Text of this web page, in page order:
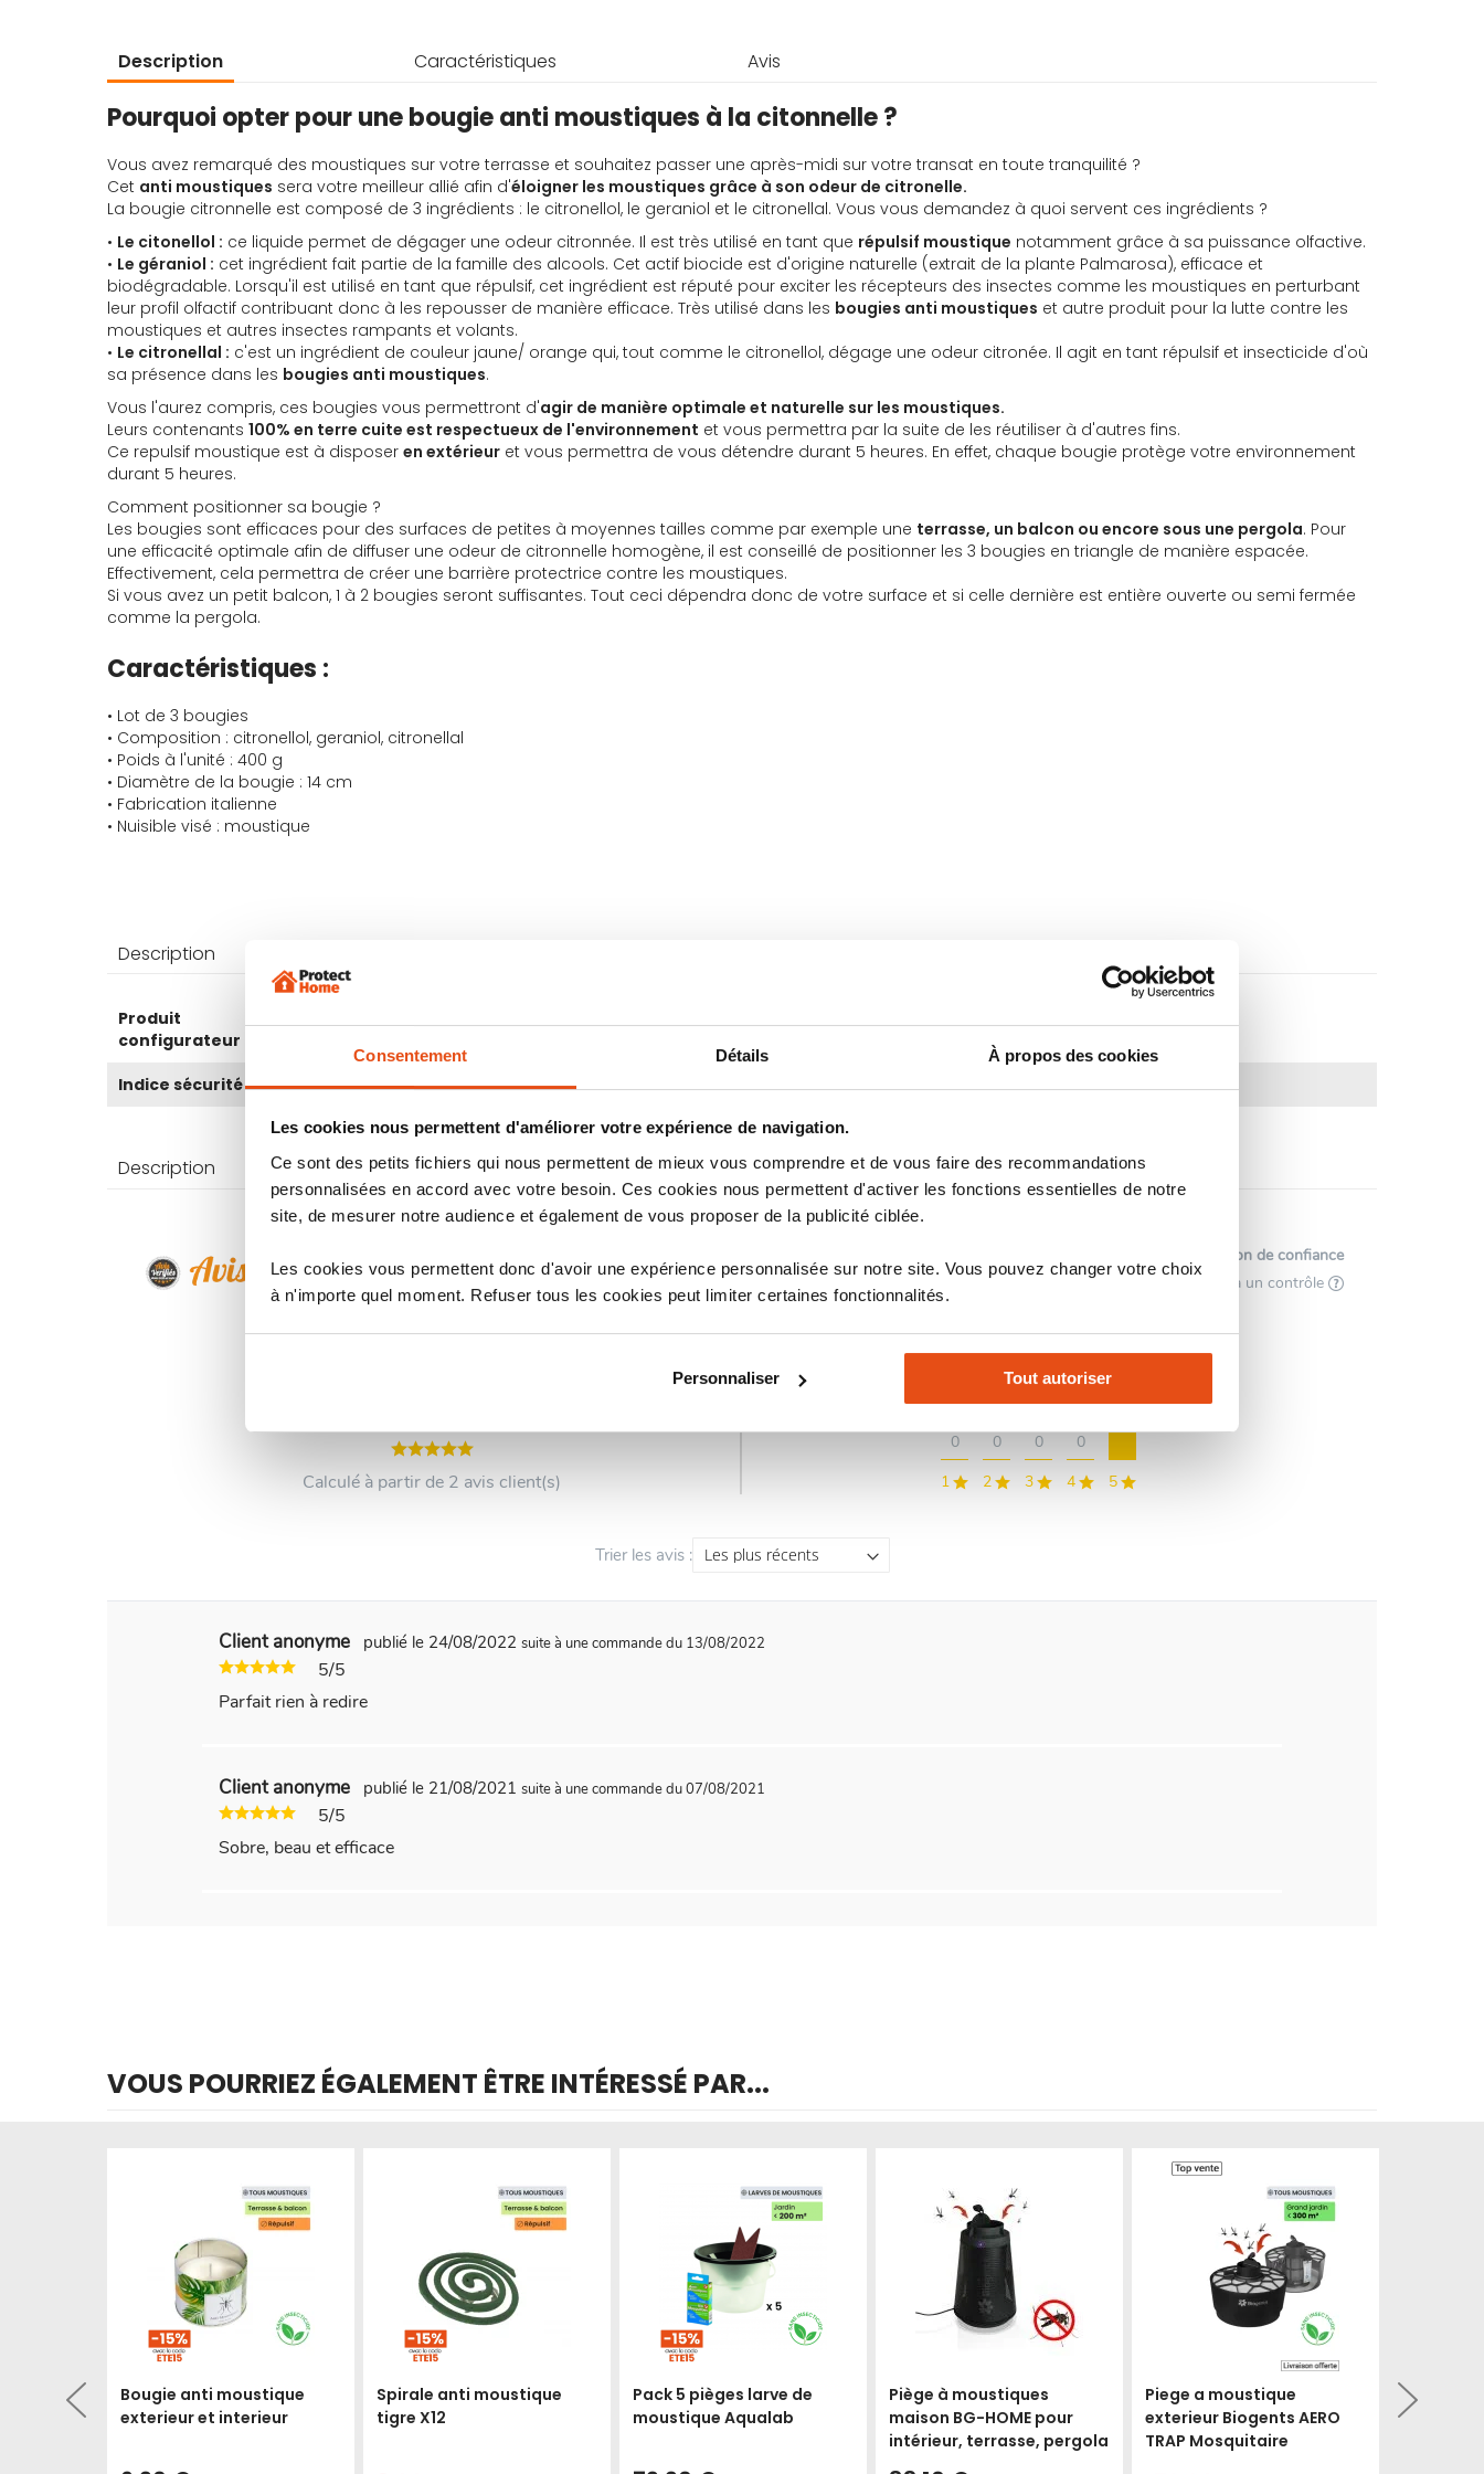
Consentement Détails À propos des cookies
Les cookies nous permettent d'améliorer votre expérience de navigation.
Ce sont des petits fichiers qui nous permettent de mieux vous comprendre et de vous faire des recommandations
personnalisées en accord avec votre besoin. Ces cookies nous permettent d'activer les fonctions essentielles de notre
site, de mesurer notre audience et également de vous proposer de la publicité ciblée.
Les cookies vous permettent donc d'avoir une expérience personnalisée sur notre site. Vous pouvez changer votre choix
à n'importe quel moment. Refuser tous les cookies peut limiter certaines fonctionnalités.
Personnaliser Tout autoriser
Description Caractéristiques Avis
Pourquoi opter pour une bougie anti moustiques à la citonnelle ?
Vous avez remarqué des moustiques sur votre terrasse et souhaitez passer une après-midi sur votre transat en toute tranquilité ?
Cet anti moustiques sera votre meilleur allié afin d'éloigner les moustiques grâce à son odeur de citronelle.
La bougie citronnelle est composé de 3 ingrédients : le citronellol, le geraniol et le citronellal. Vous vous demandez à quoi servent ces ingrédients ?
• Le citonellol : ce liquide permet de dégager une odeur citronnée. Il est très utilisé en tant que répulsif moustique notamment grâce à sa puissance olfactive.
• Le géraniol : cet ingrédient fait partie de la famille des alcools. Cet actif biocide est d'origine naturelle (extrait de la plante Palmarosa), efficace et
biodégradable. Lorsqu'il est utilisé en tant que répulsif, cet ingrédient est réputé pour exciter les récepteurs des insectes comme les moustiques en perturbant
leur profil olfactif contribuant donc à les repousser de manière efficace. Très utilisé dans les bougies anti moustiques et autre produit pour la lutte contre les
moustiques et autres insectes rampants et volants.
• Le citronellal : c'est un ingrédient de couleur jaune/ orange qui, tout comme le citronellol, dégage une odeur citronée. Il agit en tant répulsif et insecticide d'où
sa présence dans les bougies anti moustiques.
Vous l'aurez compris, ces bougies vous permettront d'agir de manière optimale et naturelle sur les moustiques.
Leurs contenants 100% en terre cuite est respectueux de l'environnement et vous permettra par la suite de les réutiliser à d'autres fins.
Ce repulsif moustique est à disposer en extérieur et vous permettra de vous détendre durant 5 heures. En effet, chaque bougie protège votre environnement
durant 5 heures.
Comment positionner sa bougie ?
Les bougies sont efficaces pour des surfaces de petites à moyennes tailles comme par exemple une terrasse, un balcon ou encore sous une pergola. Pour
une efficacité optimale afin de diffuser une odeur de citronnelle homogène, il est conseillé de positionner les 3 bougies en triangle de manière espacée.
Effectivement, cela permettra de créer une barrière protectrice contre les moustiques.
Si vous avez un petit balcon, 1 à 2 bougies seront suffisantes. Tout ceci dépendra donc de votre surface et si celle dernière est entière ouverte ou semi fermée
comme la pergola.
Caractéristiques :
• Lot de 3 bougies
• Composition : citronellol, geraniol, citronellal
• Poids à l'unité : 400 g
• Diamètre de la bougie : 14 cm
• Fabrication italienne
• Nuisible visé : moustique
Description
d’information
Produit
configurateur
Indice sécurité 4
Description Caractéristiques Avis
Afficher l'attestation de confiance
Avis soumis à un contrôle
Calculé à partir de 2 avis client(s) 1
0
2
0
3
0
4
0
5
2
Trier les avis :
Client anonyme publié le 24/08/2022suite à une commande du 13/08/2022
5/5
Parfait rien à redire
Client anonyme publié le 21/08/2021suite à une commande du 07/08/2021
5/5
Sobre, beau et efficace
VOUS POURRIEZ ÉGALEMENT ÊTRE INTÉRESSÉ PAR...
Bougie anti moustique
exterieur et interieur
Spirale anti moustique
tigre X12
Pack 5 pièges larve de
moustique Aqualab
Piège à moustiques
maison BG-HOME pour
intérieur, terrasse, pergola
Piege a moustique
exterieur Biogents AERO
TRAP Mosquitaire
Pack